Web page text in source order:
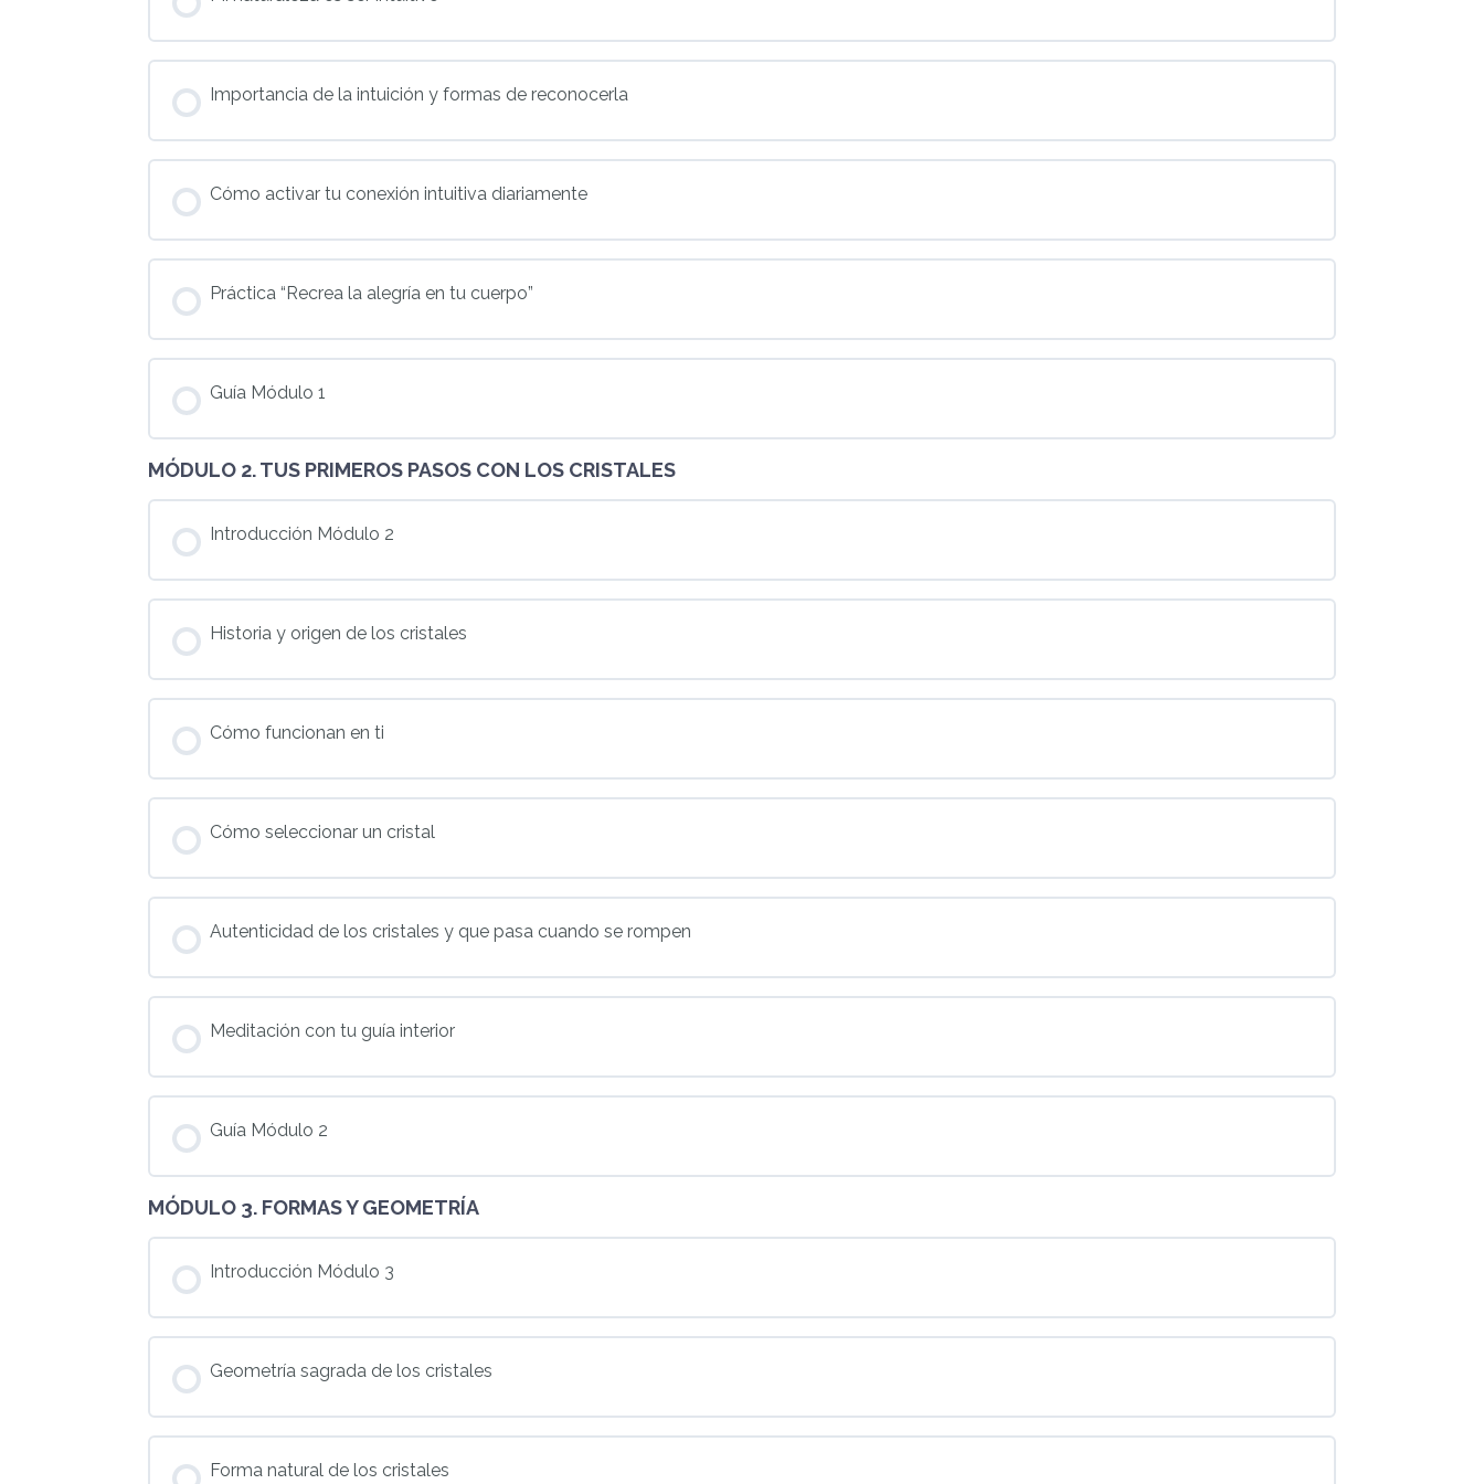
Importancia de la intuición y formas de reconocerla
Cómo activar tu conexión intuitiva diariamente
Práctica “Recrea la alegría en tu cuerpo”
Guía Módulo 1
MÓDULO 2. TUS PRIMEROS PASOS CON LOS CRISTALES
Introducción Módulo 2
Historia y origen de los cristales
Cómo funcionan en ti
Cómo seleccionar un cristal
Autenticidad de los cristales y que pasa cuando se rompen
Meditación con tu guía interior
Guía Módulo 2
MÓDULO 3. FORMAS Y GEOMETRÍA
Introducción Módulo 3
Geometría sagrada de los cristales
Forma natural de los cristales